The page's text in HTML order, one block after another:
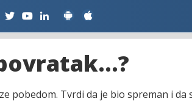
pobedom. Tvrdi da je bio spreman i da